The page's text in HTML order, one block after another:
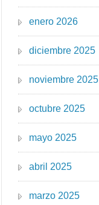
enero 2026
diciembre 2025
noviembre 2025
octubre 2025
mayo 2025
abril 2025
marzo 2025